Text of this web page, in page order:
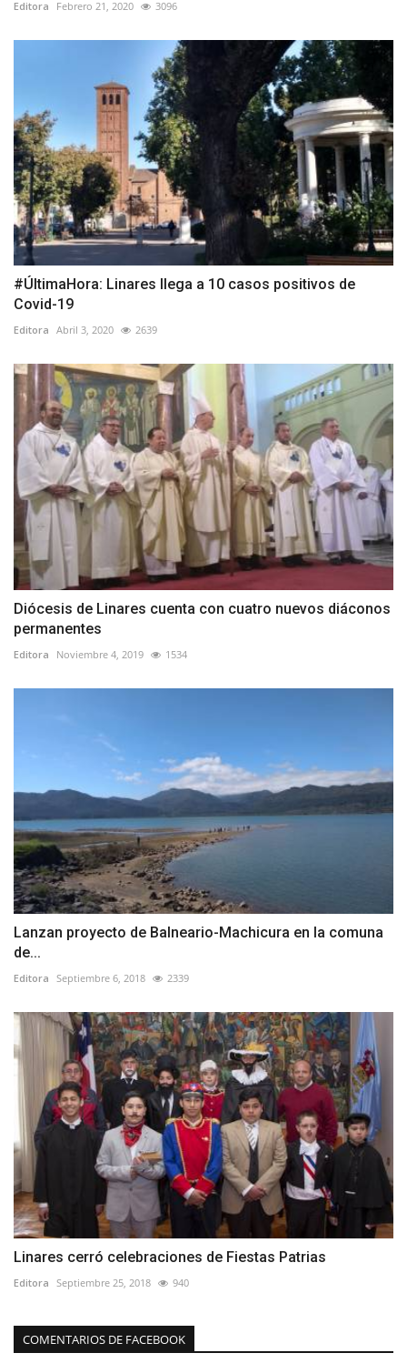
Editora Febrero 21, 2020 3096
#ÚltimaHora: Linares llega a 10 casos positivos de
Covid-19
Editora Abril 3, 2020 2639
Diócesis de Linares cuenta con cuatro nuevos diáconos
permanentes
Editora Noviembre 4, 2019 1534
Lanzan proyecto de Balneario-Machicura en la comuna
de...
Editora Septiembre 6, 2018 2339
Linares cerró celebraciones de Fiestas Patrias
Editora Septiembre 25, 2018 940
COMENTARIOS DE FACEBOOK